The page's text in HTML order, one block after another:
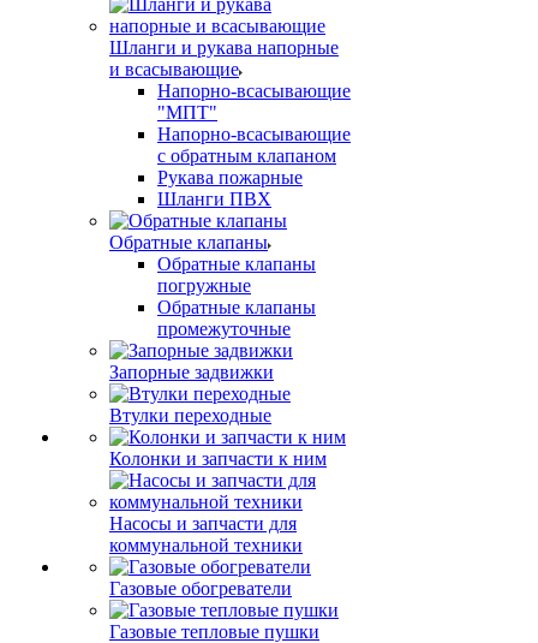
Шланги и рукава напорные
и всасывающие
Напорно-всасывающие
"МПТ"
Напорно-всасывающие
с обратным клапаном
Рукава пожарные
Шланги ПВХ
Обратные клапаны
Обратные клапаны
погружные
Обратные клапаны
промежуточные
Запорные задвижки
Втулки переходные
Колонки и запчасти к ним
Насосы и запчасти для
коммунальной техники
Газовые обогреватели
Газовые тепловые пушки